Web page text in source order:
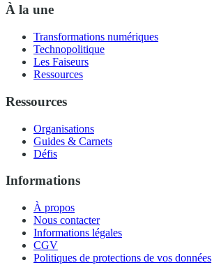
À la une
Transformations numériques
Technopolitique
Les Faiseurs
Ressources
Ressources
Organisations
Guides & Carnets
Défis
Informations
À propos
Nous contacter
Informations légales
CGV
Politiques de protections de vos données